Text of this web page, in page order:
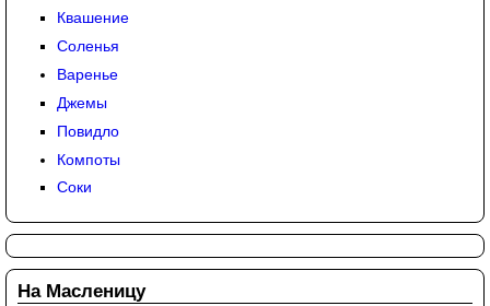
Квашение
Соленья
Варенье
Джемы
Повидло
Компоты
Соки
На Масленицу